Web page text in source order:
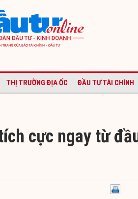
THỊ TRƯỜNG ĐỊA ỐC ĐẦU TƯ TÀI CHÍNH
cực ngay từ